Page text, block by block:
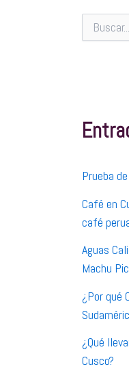
u
o
r
Prueba
Café en
café
Aguas
Machu
¿Por qué
¿Qué
Cusco?